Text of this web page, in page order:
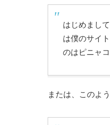
はじめまし
は僕のサイ
のはピニャ
または、このよ